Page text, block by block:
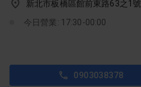
新北市板橋區館前東路63之1號
今日營業: 17:30-00:00
0903038378